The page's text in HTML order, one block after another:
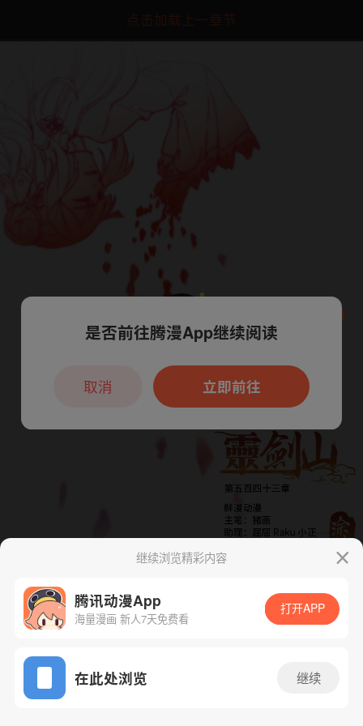
点击加载上一章节
App免费看
下一话 腾漫App免费看
继续浏览精彩内容
腾讯动漫App
海量漫画 新人7天免费看
打开APP
在此处浏览 继续
本章节仅支持App阅读，可打开App新用
户7天免费看
是否前往腾漫App继续阅读
立即前往
取消